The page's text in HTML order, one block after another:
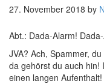
27. November 2018 by
Abt.: Dada-Alarm!
JVA? Ach, Spammer,
da gehörst du auch hin!
einen langen Aufenthalt!